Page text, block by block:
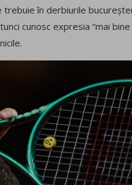
în derbiurile
cunosc expresia “mai